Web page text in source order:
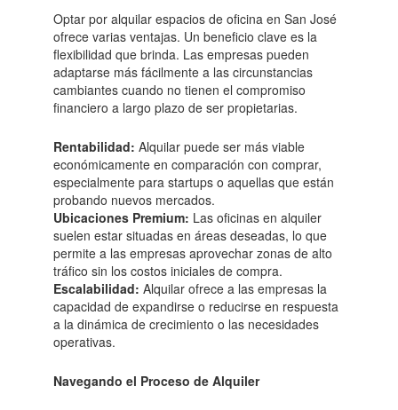
Optar por alquilar espacios de oficina en San José
ofrece varias ventajas. Un beneficio clave es la
flexibilidad que brinda. Las empresas pueden
adaptarse más fácilmente a las circunstancias
cambiantes cuando no tienen el compromiso
financiero a largo plazo de ser propietarias.
Rentabilidad: Alquilar puede ser más viable
económicamente en comparación con comprar,
especialmente para startups o aquellas que están
probando nuevos mercados.
Ubicaciones Premium: Las oficinas en alquiler
suelen estar situadas en áreas deseadas, lo que
permite a las empresas aprovechar zonas de alto
tráfico sin los costos iniciales de compra.
Escalabilidad: Alquilar ofrece a las empresas la
capacidad de expandirse o reducirse en respuesta
a la dinámica de crecimiento o las necesidades
operativas.
Navegando el Proceso de Alquiler